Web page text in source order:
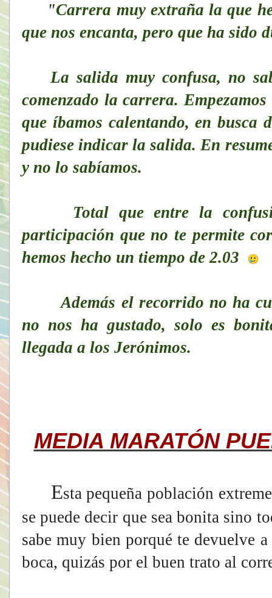
"Carrera muy extraña la que
que nos encanta, pero que ha sido
La salida muy confusa, no
comenzado la carrera.
que íbamos calentando, en busca
pudiese indicar la salida. En
y no lo sabíamos.
Total que entre la
participación que no te permite
hemos hecho un tiempo de 2.03
Además el recorrido no ha
no nos ha gustado, solo es
llegada a los Jerónimos.
MEDIA MARATÓN
Esta pequeña población
se puede decir que sea bonita sino
sabe muy bien porqué te devuelve
boca, quizás por el buen trato al